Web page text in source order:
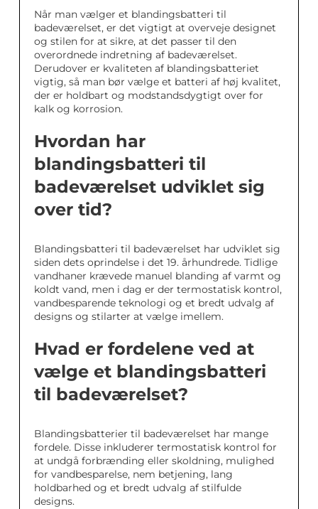
Når man vælger et blandingsbatteri til
badeværelset, er det vigtigt at overveje designet
og stilen for at sikre, at det passer til den
overordnede indretning af badeværelset.
Derudover er kvaliteten af blandingsbatteriet
vigtig, så man bør vælge et batteri af høj kvalitet,
der er holdbart og modstandsdygtigt over for
kalk og korrosion.
Hvordan har
blandingsbatteri til
badeværelset udviklet sig
over tid?
Blandingsbatteri til badeværelset har udviklet sig
siden dets oprindelse i det 19. århundrede. Tidlige
vandhaner krævede manuel blanding af varmt og
koldt vand, men i dag er der termostatisk kontrol,
vandbesparende teknologi og et bredt udvalg af
designs og stilarter at vælge imellem.
Hvad er fordelene ved at
vælge et blandingsbatteri
til badeværelset?
Blandingsbatterier til badeværelset har mange
fordele. Disse inkluderer termostatisk kontrol for
at undgå forbrænding eller skoldning, mulighed
for vandbesparelse, nem betjening, lang
holdbarhed og et bredt udvalg af stilfulde
designs.